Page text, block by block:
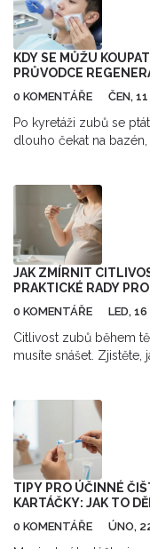
KDY SE MŮŽU
PRŮVODCE
0 KOMENTÁŘE ČEN,
Po kyretáži zubů se
dlouho čekat na
JAK ZMÍRNIT
PRAKTICKÉ RADY
0 KOMENTÁŘE LED,
Citlivost zubů během
musíte snášet.
TIPY PRO ÚČINNÉ
KARTÁČKY: JAK TO
0 KOMENTÁŘE ÚNO,